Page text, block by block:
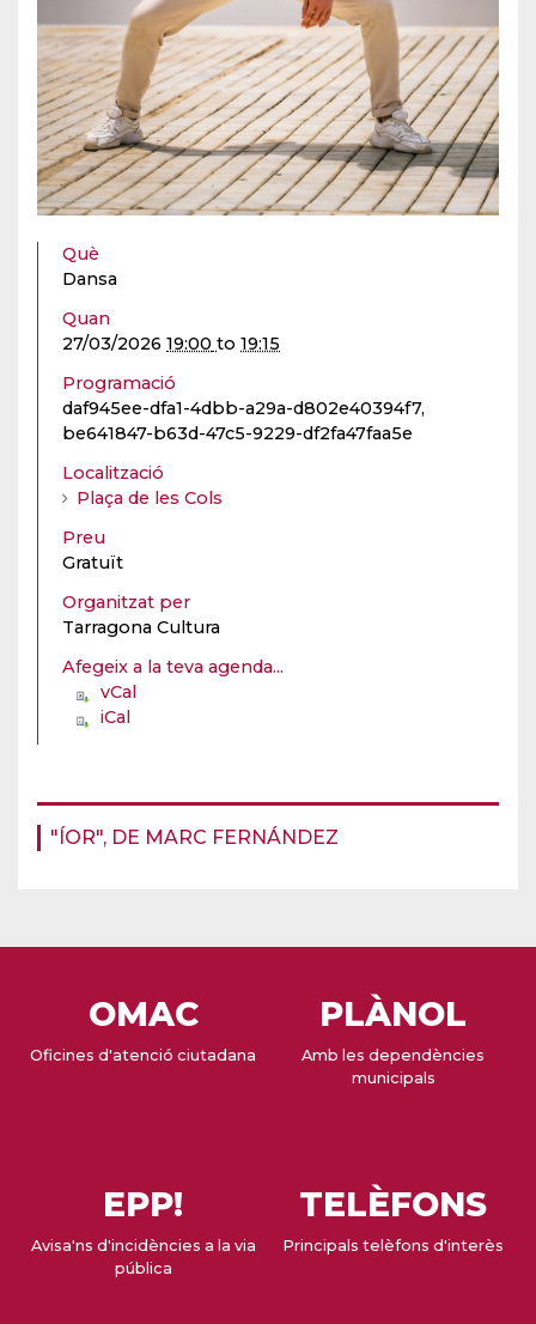
"ÍOR", DE MARC FERNÁNDEZ
Què
Dansa
Quan
27/03/2026 19:00 to 19:15
Programació
daf945ee-dfa1-4dbb-a29a-d802e40394f7,
be641847-b63d-47c5-9229-df2fa47faa5e
Localització
Plaça de les Cols
Preu
Gratuït
Organitzat per
Tarragona Cultura
Afegeix a la teva agenda...
vCal
iCal
OMAC
Oficines d'atenció ciutadana
PLÀNOL
Amb les dependències
municipals
EPP!
Avisa'ns d'incidències a la via
pública
TELÈFONS
Principals telèfons d'interès